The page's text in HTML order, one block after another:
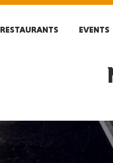
RESTAURANTS EVENTS